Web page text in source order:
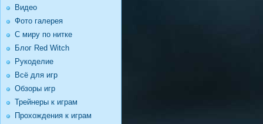
Видео
Фото галерея
С миру по нитке
Блог Red Witch
Рукоделие
Всё для игр
Обзоры игр
Трейнеры к играм
Прохождения к играм